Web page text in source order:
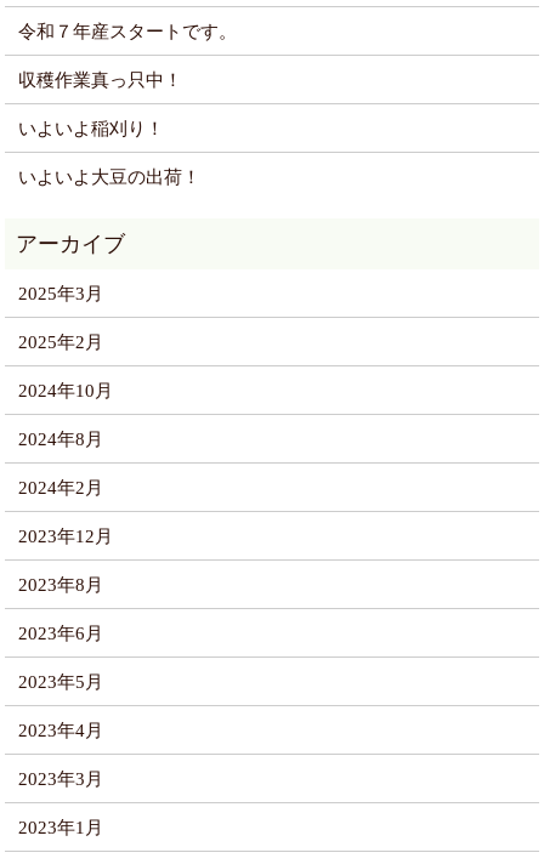
令和７年産スタートです。
収穫作業真っ只中！
いよいよ稲刈り！
いよいよ大豆の出荷！
2025年3月
2025年2月
2024年10月
2024年8月
2024年2月
2023年12月
2023年8月
2023年6月
2023年5月
2023年4月
2023年3月
2023年1月